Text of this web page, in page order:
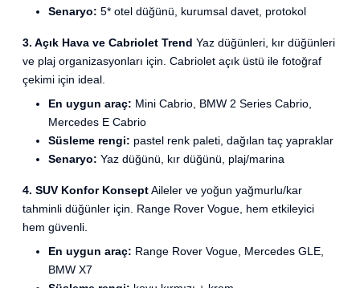
Senaryo: 5* otel düğünü, kurumsal davet, protokol
3. Açık Hava ve Cabriolet Trend Yaz düğünleri, kır düğünleri
ve plaj organizasyonları için. Cabriolet açık üstü ile fotoğraf
çekimi için ideal.
En uygun araç: Mini Cabrio, BMW 2 Series Cabrio,
Mercedes E Cabrio
Süsleme rengi: pastel renk paleti, dağılan taç yapraklar
Senaryo: Yaz düğünü, kır düğünü, plaj/marina
4. SUV Konfor KonseptAileler ve yoğun yağmurlu/kar
tahminli düğünler için. Range Rover Vogue, hem etkileyici
hem güvenli.
En uygun araç: Range Rover Vogue, Mercedes GLE,
BMW X7